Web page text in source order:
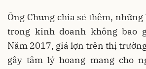
Ông Chung chia sẻ thêm,
trong kinh doanh không bao
Năm 2017, giá lợn trên thị
gây tâm lý hoang mang cho